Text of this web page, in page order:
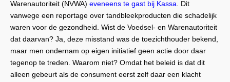
Warenautoriteit (NVWA) eveneens te gast bij Kassa. Dit
vanwege een reportage over tandbleekproducten die schadelijk
waren voor de gezondheid. Wist de Voedsel- en Warenautoriteit
dat daarvan? Ja, deze misstand was de toezichthouder bekend,
maar men ondernam op eigen initiatief geen actie door daar
tegenop te treden. Waarom niet? Omdat het beleid is dat dit
alleen gebeurt als de consument eerst zelf daar een klacht